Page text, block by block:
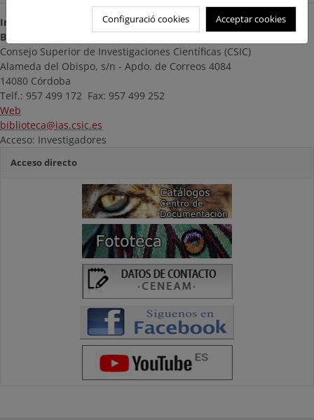
Instituto de Agricultura Sostenible (IAS)
Biblioteca
Consejo Superior de Investigaciones Científicas (CSIC)
Alameda del Obispo, s/n - Apdo. de Correos 4084
14080 Córdoba
Telf.: 957 499 172 Fax: 957 499 252
Web
biblioteca@ias.csic.es
Acceso: Investigadores
Acceso directo
Configuració cookies Acceptar cookies